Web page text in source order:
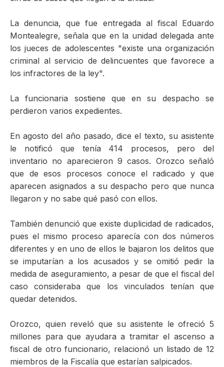
La denuncia, que fue entregada al fiscal Eduardo
Montealegre, señala que en la unidad delegada ante
los jueces de adolescentes "existe una organización
criminal al servicio de delincuentes que favorece a
los infractores de la ley".
La funcionaria sostiene que en su despacho se
perdieron varios expedientes.
En agosto del año pasado, dice el texto, su asistente
le notificó que tenía 414 procesos, pero del
inventario no aparecieron 9 casos. Orozco señaló
que de esos procesos conoce el radicado y que
aparecen asignados a su despacho pero que nunca
llegaron y no sabe qué pasó con ellos.
También denunció que existe duplicidad de radicados,
pues el mismo proceso aparecía con dos números
diferentes y en uno de ellos le bajaron los delitos que
se imputarían a los acusados y se omitió pedir la
medida de aseguramiento, a pesar de que el fiscal del
caso consideraba que los vinculados tenían que
quedar detenidos.
Orozco, quien reveló que su asistente le ofreció 5
millones para que ayudara a tramitar el ascenso a
fiscal de otro funcionario, relacionó un listado de 12
miembros de la Fiscalía que estarían salpicados.